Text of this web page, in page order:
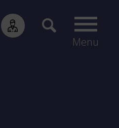
Menu